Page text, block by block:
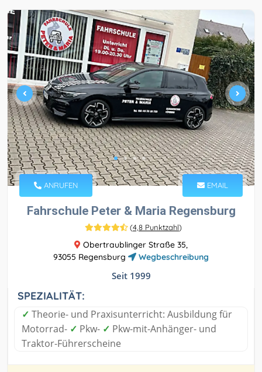
ANRUFEN EMAIL
Fahrschule Peter & Maria Regensburg
(4,8 Punktzahl)
Obertraublinger Straße 35,
93055 Regensburg
Wegbeschreibung
Seit 1999
SPEZIALITÄT:
✓ Theorie- und Praxisunterricht: Ausbildung für
Motorrad- ✓ Pkw- ✓ Pkw-mit-Anhänger- und
Traktor-Führerscheine